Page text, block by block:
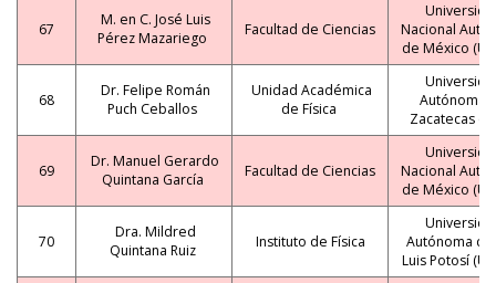
67
M. en C. José Luis
Pérez Mazariego
Facultad de Ciencias
Nacional
de México
68
Dr. Felipe Román
Puch Ceballos
Unidad Académica
de Física
Autónoma
Zacatecas
69
Dr. Manuel Gerardo
Quintana García
Facultad de Ciencias
Nacional
de México
70
Dra. Mildred
Quintana Ruiz
Instituto de Física
Autónoma de
Luis Potosí